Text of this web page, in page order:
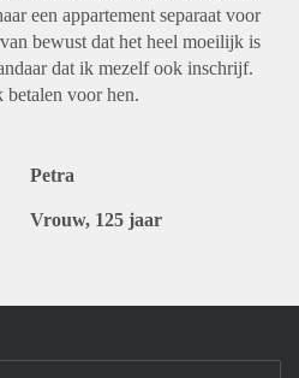
een appartement separaat voor
bewust dat het heel moeilijk is
dat ik mezelf ook inschrijf.
betalen voor hen.
Petra
Vrouw, 125 jaar